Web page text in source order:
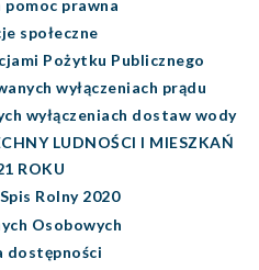
pomoc prawna
społeczne
Pożytku Publicznego
wyłączeniach prądu
wyłączeniach dostaw wody
LUDNOŚCI I MIESZKAŃ
ROKU
Rolny 2020
Osobowych
dostępności